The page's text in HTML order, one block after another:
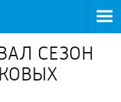
СЕЗОН